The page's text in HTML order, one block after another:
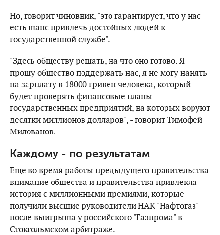
Но, говорит чиновник, "это гарантирует, что у нас
есть шанс привлечь достойных людей к
государственной службе".
"Здесь обществу решать, на что оно готово. Я
прошу общество поддержать нас, я не могу нанять
на зарплату в 18000 гривен человека, который
будет проверять финансовые планы
государственных предприятий, на которых воруют
десятки миллионов долларов", - говорит Тимофей
Милованов.
Каждому - по результатам
Еще во время работы предыдущего правительства
внимание общества и правительства привлекла
история с миллионными премиями, которые
получили высшие руководители НАК "Нафтогаз"
после выигрыша у российского "Газпрома" в
Стокгольмском арбитраже.